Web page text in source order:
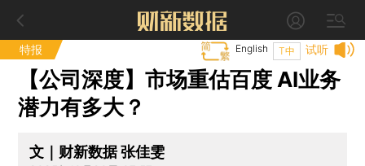
特报 试听
T中
English
【公司深度】市场重估百度 AI业务
潜力有多大？
文｜财新数据 张佳雯